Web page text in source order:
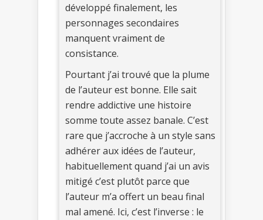
développé finalement, les
personnages secondaires
manquent vraiment de
consistance.
Pourtant j’ai trouvé que la plume
de l’auteur est bonne. Elle sait
rendre addictive une histoire
somme toute assez banale. C’est
rare que j’accroche à un style sans
adhérer aux idées de l’auteur,
habituellement quand j’ai un avis
mitigé c’est plutôt parce que
l’auteur m’a offert un beau final
mal amené. Ici, c’est l’inverse : le